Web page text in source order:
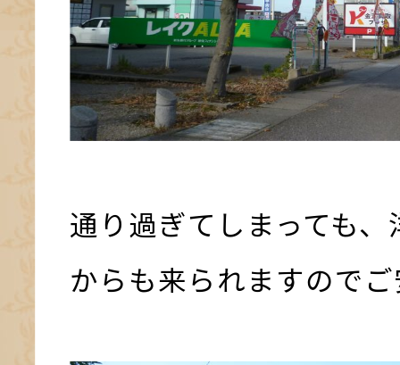
通り過ぎてしまっても
からも来られますので